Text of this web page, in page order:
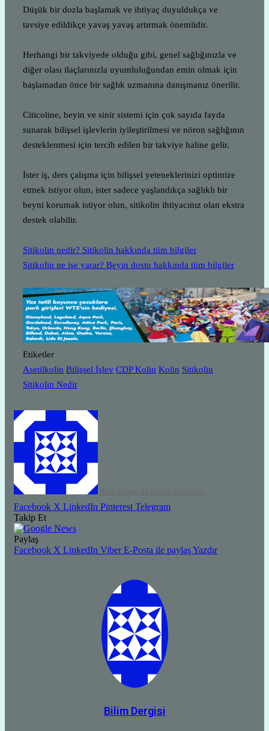
Düşük bir dozla başlamak ve ihtiyaç duyuldukça ve
tavsiye edildikçe yavaş yavaş artırmak önemlidir.
Herhangi bir takviyede olduğu gibi, genel sağlığınızla ve
diğer olası ilaçlarınızla uyumluluğundan emin olmak için
başlamadan önce bir sağlık uzmanına danışmanız önerilir.
Citicoline, beyin ve sinir sistemi için çok sayıda fayda
sunarak bilişsel işlevlerin iyileştirilmesi ve nöron sağlığının
desteklenmesi için tercih edilen bir takviye haline gelir.
İster iş, ders çalışma için bilişsel yeteneklerinizi optimize
etmek istiyor olun, ister sadece yaşlandıkça sağlıklı bir
beyni korumak istiyor olun, sitikolin ihtiyacınız olan ekstra
destek olabilir.
Sitikolin nedir? Sitikolin hakkında tüm bilgiler
Sitikolin ne işe yarar? Beyin dostu hakkında tüm bilgiler
Etiketler
Asetilkolin Bilişsel İşlev CDP Kolin Kolin Sitikolin
Sitikolin Nedir
Facebook X LinkedIn Pinterest Telegram
Takip Et
Paylaş
Facebook X LinkedIn Viber E-Posta ile paylaşYazdır
Bilim Dergisi